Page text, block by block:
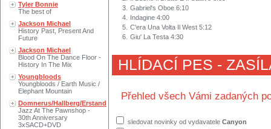
Tyler Bonnie
The best of
Jackson Michael
History Past, Present And
Future
Jackson Michael
Blood On The Dance Floor -
History In The Mix
Youngbloods
Youngbloods / Earth Music /
Elephant Mountain
Domnerus/Hallberg/Erstand
Jazz At The Pawnshop -
30th Anniversary
3xSACD+DVD
3. Gabriel's Oboe 6:10
4.
Indagine 4:00
5. C'era Una Volta Il West 5:12
6. Giu' La Testa 4:30
HLÍDACÍ PES -
Přehled všech Vámi zadaných
sledovat novinky od vydavatele Canyon